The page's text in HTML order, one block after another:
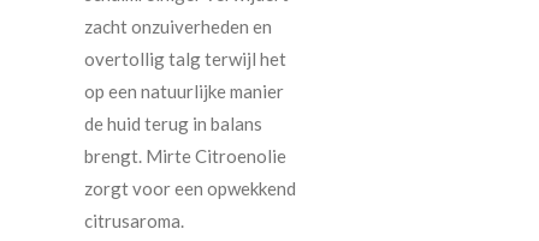
zacht onzuiverheden en
overtollig talg terwijl het
op een natuurlijke manier
de huid terug in balans
brengt. Mirte Citroenolie
zorgt voor een opwekkend
citrusaroma.